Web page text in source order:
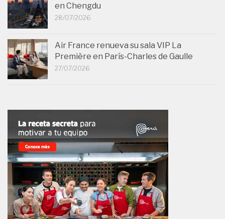
en Chengdu
28/07/2026
Air France renueva su sala VIP La
Première en París-Charles de Gaulle
27/07/2026